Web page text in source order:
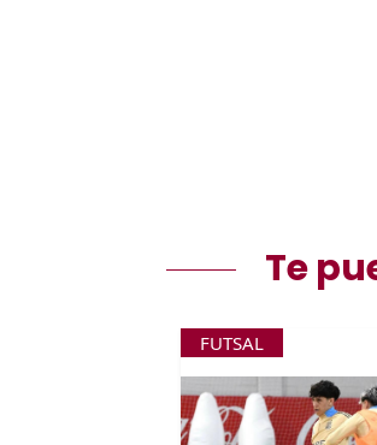
Te
FUTSAL